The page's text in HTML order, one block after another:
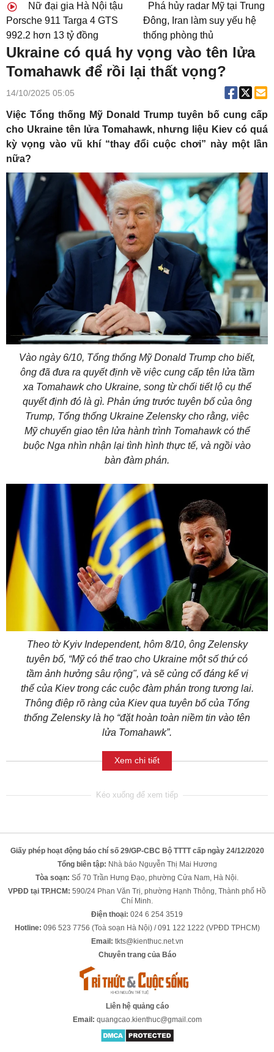
Nữ đại gia Hà Nội tậu
Porsche 911 Targa 4 GTS
992.2 hơn 13 tỷ đồng
Phá hủy radar Mỹ tại Trung
Đông, Iran làm suy yếu hệ
thống phòng thủ
Ukraine có quá hy vọng vào tên lửa
Tomahawk để rồi lại thất vọng?
14/10/2025 05:05
Việc Tổng thống Mỹ Donald Trump tuyên bố cung cấp
cho Ukraine tên lửa Tomahawk, nhưng liệu Kiev có quá
kỳ vọng vào vũ khí “thay đổi cuộc chơi” này một lần
nữa?
Vào ngày 6/10, Tổng thống Mỹ Donald Trump cho biết,
ông đã đưa ra quyết định về việc cung cấp tên lửa tầm
xa Tomahawk cho Ukraine, song từ chối tiết lộ cụ thể
quyết định đó là gì. Phản ứng trước tuyên bố của ông
Trump, Tổng thống Ukraine Zelensky cho rằng, việc
Mỹ chuyển giao tên lửa hành trình Tomahawk có thể
buộc Nga nhìn nhận lại tình hình thực tế, và ngồi vào
bàn đàm phán.
Theo tờ Kyiv Independent, hôm 8/10, ông Zelensky
tuyên bố, “Mỹ có thể trao cho Ukraine một số thứ có
tầm ảnh hưởng sâu rộng", và sẽ củng cố đáng kể vị
thế của Kiev trong các cuộc đàm phán trong tương lai.
Thông điệp rõ ràng của Kiev qua tuyên bố của Tổng
thống Zelensky là họ “đặt hoàn toàn niềm tin vào tên
lửa Tomahawk”.
Xem chi tiết
Giấy phép hoạt động báo chí số 29/GP-CBC Bộ TTTT cấp ngày 24/12/2020
Tổng biên tập: Nhà báo Nguyễn Thị Mai Hương
Tòa soạn: Số 70 Trần Hưng Đạo, phường Cửa Nam, Hà Nội.
VPĐD tại TP.HCM: 590/24 Phan Văn Trị, phường Hạnh Thông, Thành phố Hồ
Chí Minh.
Điện thoại: 024 6 254 3519
Hotline: 096 523 7756 (Toà soạn Hà Nội) / 091 122 1222 (VPĐD TPHCM)
Email: tkts@kienthuc.net.vn
Chuyên trang của Báo
Liên hệ quảng cáo
Email: quangcao.kienthuc@gmail.com